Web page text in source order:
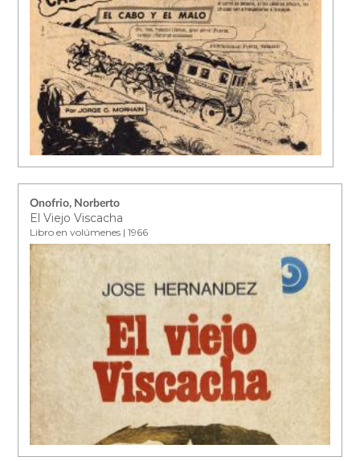
Onofrio, Norberto
El Viejo Viscacha
Libro en volúmenes | 1966